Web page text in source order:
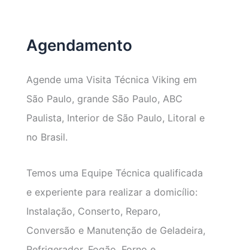
Agendamento
Agende uma Visita Técnica Viking em
São Paulo, grande São Paulo, ABC
Paulista, Interior de São Paulo, Litoral e
no Brasil.
Temos uma Equipe Técnica qualificada
e experiente para realizar a domicílio:
Instalação, Conserto, Reparo,
Conversão e Manutenção de Geladeira,